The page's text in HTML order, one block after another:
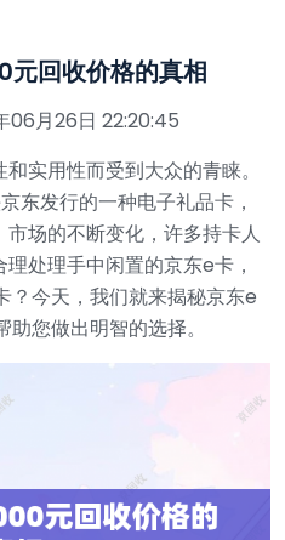
回收价格的真相
06月26日 22:20:45
实用性而受到大众的青睐。
东发行的一种电子礼品卡，
场的不断变化，许多持卡人
处理手中闲置的京东e卡，
？今天，我们就来揭秘京东e
您做出明智的选择。